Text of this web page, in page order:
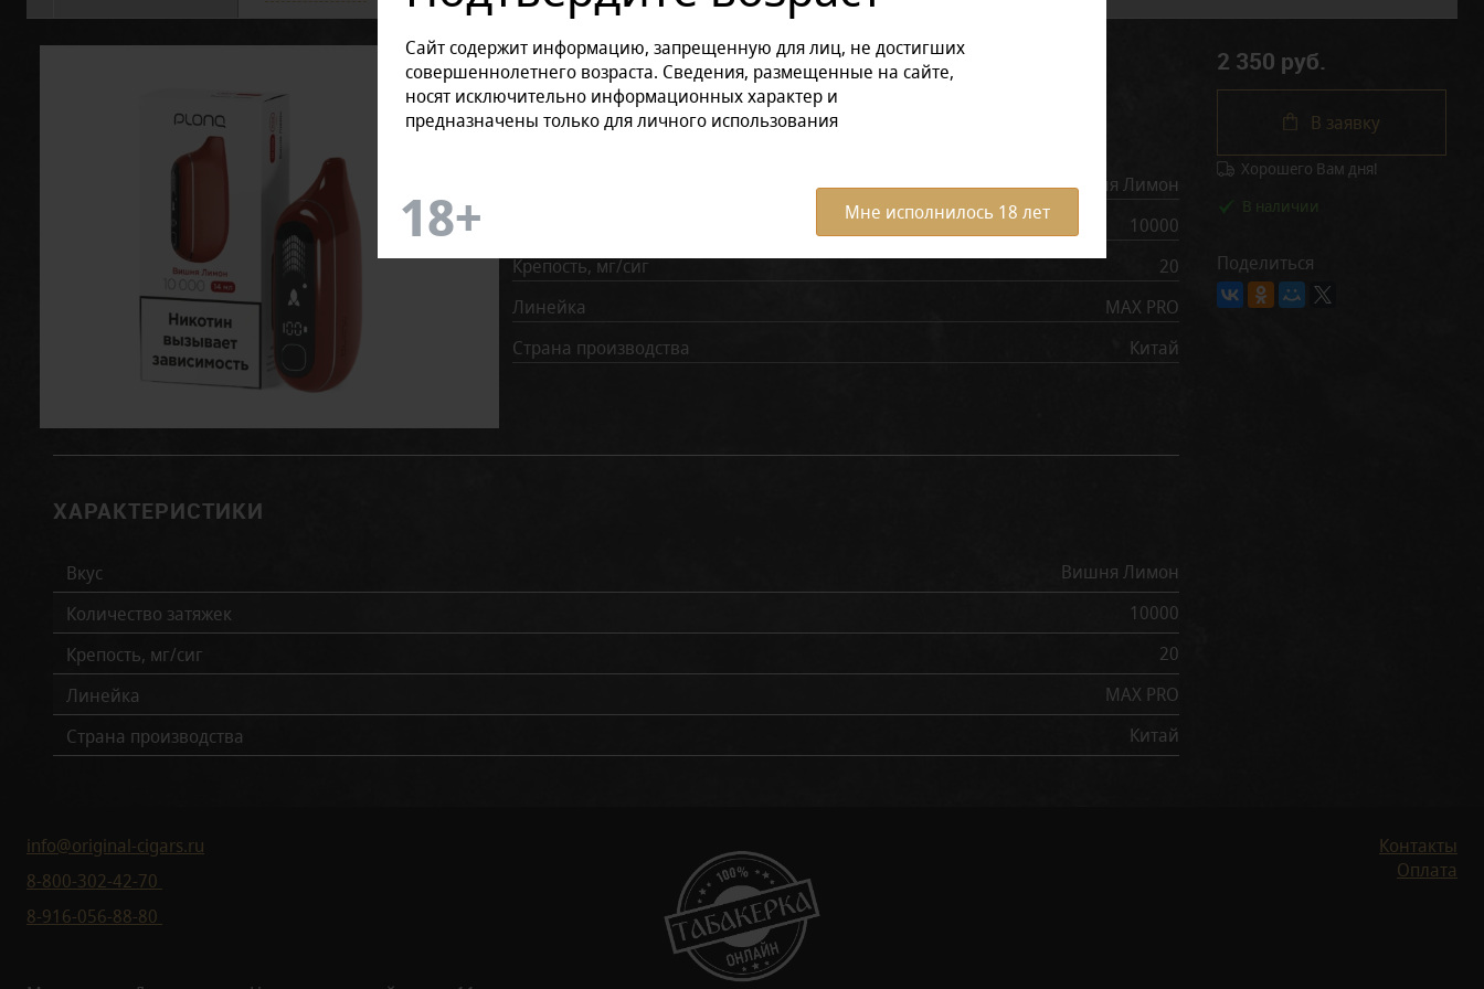
Сайт содержит информацию, запрещенную для лиц, не достигших
совершеннолетнего возраста. Сведения, размещенные на сайте,
носят исключительно информационных характер и
предназначены только для личного использования
Мне исполнилось 18 лет
Отзывов: 0
Характеристики:
Вишня Лимон
10000
Крепость, мг/сиг
20
Линейка
MAX PRO
Страна производства
Китай
ХАРАКТЕРИСТИКИ
Вкус
Вишня Лимон
Количество затяжек
10000
Крепость, мг/сиг
20
Линейка
MAX PRO
Страна производства
Китай
2 350 руб.
В заявку
Хорошего Вам дня!
В наличии
Поделиться
info@original-cigars.ru
8-800-302-42-70
8-916-056-88-80
Контакты
Оплата